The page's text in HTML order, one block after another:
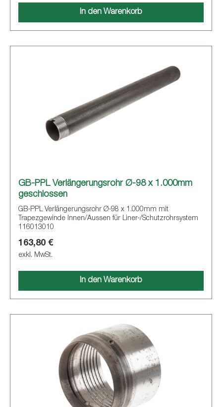
In den Warenkorb
GB-PPL Verlängerungsrohr Ø-98 x 1.000mm
geschlossen
GB-PPL Verlängerungsrohr Ø-98 x 1.000mm mit
Trapezgewinde Innen/Aussen für Liner-/Schutzrohrsystem
116013010
163,80 €
exkl. MwSt.
In den Warenkorb